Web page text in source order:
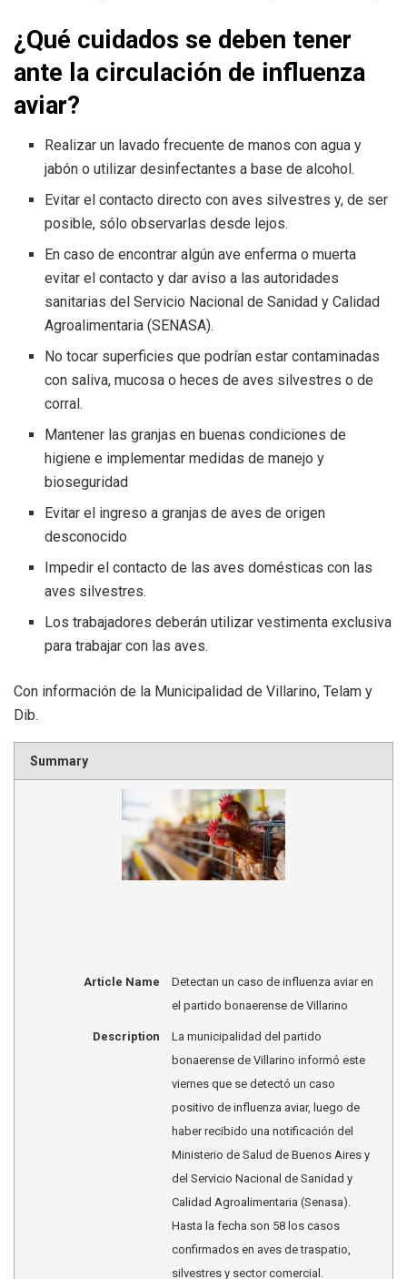
¿Qué cuidados se deben tener
ante la circulación de influenza
aviar?
Realizar un lavado frecuente de manos con agua y
jabón o utilizar desinfectantes a base de alcohol.
Evitar el contacto directo con aves silvestres y, de ser
posible, sólo observarlas desde lejos.
En caso de encontrar algún ave enferma o muerta
evitar el contacto y dar aviso a las autoridades
sanitarias del Servicio Nacional de Sanidad y Calidad
Agroalimentaria (SENASA).
No tocar superficies que podrían estar contaminadas
con saliva, mucosa o heces de aves silvestres o de
corral.
Mantener las granjas en buenas condiciones de
higiene e implementar medidas de manejo y
bioseguridad
Evitar el ingreso a granjas de aves de origen
desconocido
Impedir el contacto de las aves domésticas con las
aves silvestres.
Los trabajadores deberán utilizar vestimenta exclusiva
para trabajar con las aves.
Con información de la Municipalidad de Villarino, Telam y
Dib.
Summary
Article Name
Detectan un caso de influenza aviar en
el partido bonaerense de Villarino
Description
La municipalidad del partido
bonaerense de Villarino informó este
viernes que se detectó un caso
positivo de influenza aviar, luego de
haber recibido una notificación del
Ministerio de Salud de Buenos Aires y
del Servicio Nacional de Sanidad y
Calidad Agroalimentaria (Senasa).
Hasta la fecha son 58 los casos
confirmados en aves de traspatio,
silvestres y sector comercial.